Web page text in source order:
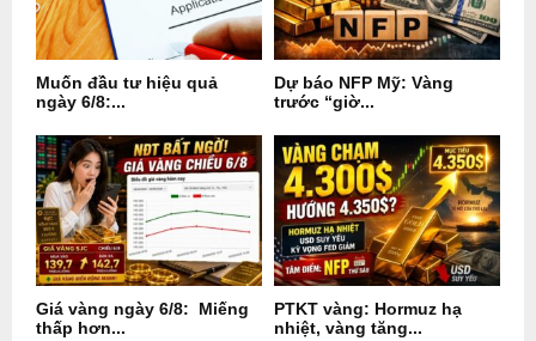
Muốn đầu tư hiệu quả
ngày 6/8:...
Dự báo NFP Mỹ: Vàng
trước “giờ...
Giá vàng ngày 6/8: Miếng
thấp hơn...
PTKT vàng: Hormuz hạ
nhiệt, vàng tăng...